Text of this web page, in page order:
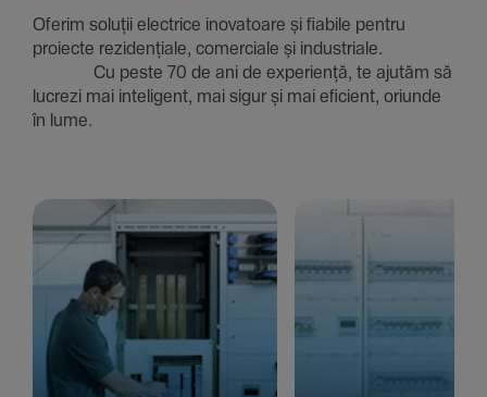
Oferim soluții electrice inova­toare și fiabile pentru
proiecte rezi­den­țiale, comer­ciale și indus­triale.
Cu peste 70 de ani de expe­riență, te ajutăm să
lucrezi mai inte­li­gent, mai sigur și mai eficient, oriunde
în lume.